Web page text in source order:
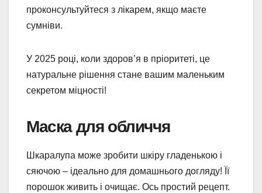
проконсультуйтеся з лікарем, якщо маєте
сумніви.
У 2025 році, коли здоров’я в пріоритеті, це
натуральне рішення стане вашим маленьким
секретом міцності!
Маска для обличчя
Шкаралупа може зробити шкіру гладенькою і
сяючою – ідеально для домашнього догляду! Її
порошок живить і очищає. Ось простий рецепт.